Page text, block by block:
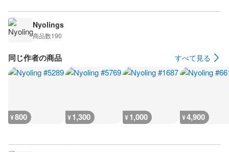
Nyolings
商品数190
同じ作者の商品 すべて見る
¥800 ¥1,300 ¥1,000 ¥4,900